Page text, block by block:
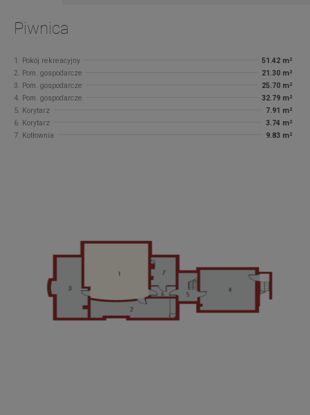
Piwnica
1. Pokój rekreacyjny
51.42 m²
2. Pom. gospodarcze
21.30 m²
3. Pom. gospodarcze
25.70 m²
4. Pom. gospodarcze
32.79 m²
5. Korytarz
7.91 m²
6. Korytarz
3.74 m²
7. Kotłownia
9.83 m²